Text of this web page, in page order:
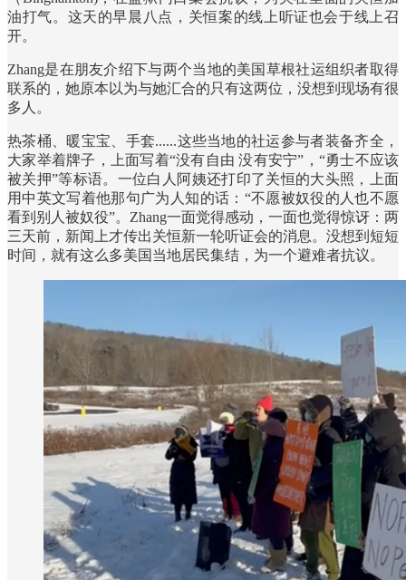
油打气。这天的早晨八点，关恒案的线上听证也会于线上召
开。
Zhang是在朋友介绍下与两个当地的美国草根社运组织者取得
联系的，她原本以为与她汇合的只有这两位，没想到现场有很
多人。
热茶桶、暖宝宝、手套......这些当地的社运参与者装备齐全，
大家举着牌子，上面写着“没有自由 没有安宁”，“勇士不应该
被关押”等标语。一位白人阿姨还打印了关恒的大头照，上面
用中英文写着他那句广为人知的话：“不愿被奴役的人也不愿
看到别人被奴役”。Zhang一面觉得感动，一面也觉得惊讶：两
三天前，新闻上才传出关恒新一轮听证会的消息。没想到短短
时间，就有这么多美国当地居民集结，为一个避难者抗议。